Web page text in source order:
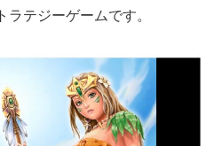
テジーゲームです。